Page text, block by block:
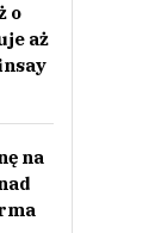
być sensowne,
o
aż
na